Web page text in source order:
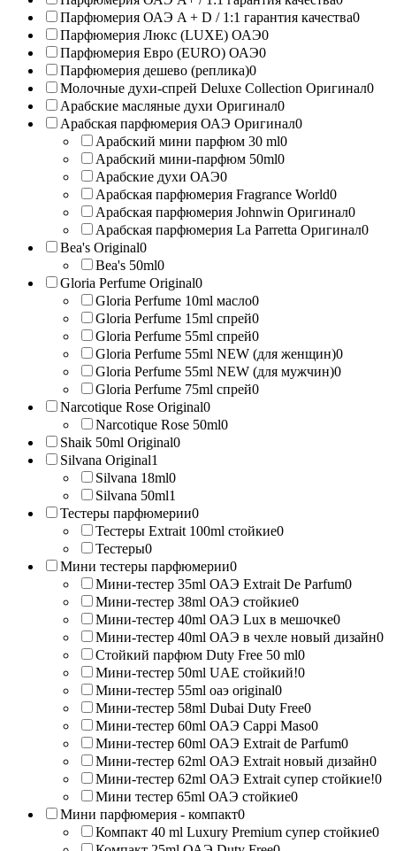
Парфюмерия ОАЭ A + D / 1:1 гарантия качества0
Парфюмерия Люкс (LUXE) ОАЭ0
Парфюмерия Евро (EURO) ОАЭ0
Парфюмерия дешево (реплика)0
Молочные духи-спрей Deluxe Collection Оригинал0
Арабские масляные духи Оригинал0
Арабская парфюмерия ОАЭ Оригинал0
Арабский мини парфюм 30 ml0
Арабский мини-парфюм 50ml0
Арабские духи ОАЭ0
Арабская парфюмерия Fragrance World0
Арабская парфюмерия Johnwin Оригинал0
Арабская парфюмерия La Parretta Оригинал0
Bea's Original0
Bea's 50ml0
Gloria Perfume Original0
Gloria Perfume 10ml масло0
Gloria Perfume 15ml спрей0
Gloria Perfume 55ml спрей0
Gloria Perfume 55ml NEW (для женщин)0
Gloria Perfume 55ml NEW (для мужчин)0
Gloria Perfume 75ml спрей0
Narcotique Rose Original0
Narcotique Rose 50ml0
Shaik 50ml Original0
Silvana Original1
Silvana 18ml0
Silvana 50ml1
Тестеры парфюмерии0
Тестеры Extrait 100ml стойкие0
Тестеры0
Мини тестеры парфюмерии0
Мини-тестер 35ml ОАЭ Extrait De Parfum0
Мини-тестер 38ml ОАЭ стойкие0
Мини-тестер 40ml ОАЭ Lux в мешочке0
Мини-тестер 40ml ОАЭ в чехле новый дизайн0
Стойкий парфюм Duty Free 50 ml0
Мини-тестер 50ml UAE стойкий!0
Мини-тестер 55ml оаэ original0
Мини-тестер 58ml Dubai Duty Free0
Мини-тестер 60ml ОАЭ Cappi Maso0
Мини-тестер 60ml ОАЭ Extrait de Parfum0
Мини-тестер 62ml ОАЭ Extrait новый дизайн0
Мини-тестер 62ml ОАЭ Extrait супер стойкие!0
Мини тестер 65ml ОАЭ стойкие0
Мини парфюмерия - компакт0
Компакт 40 ml Luxury Premium супер стойкие0